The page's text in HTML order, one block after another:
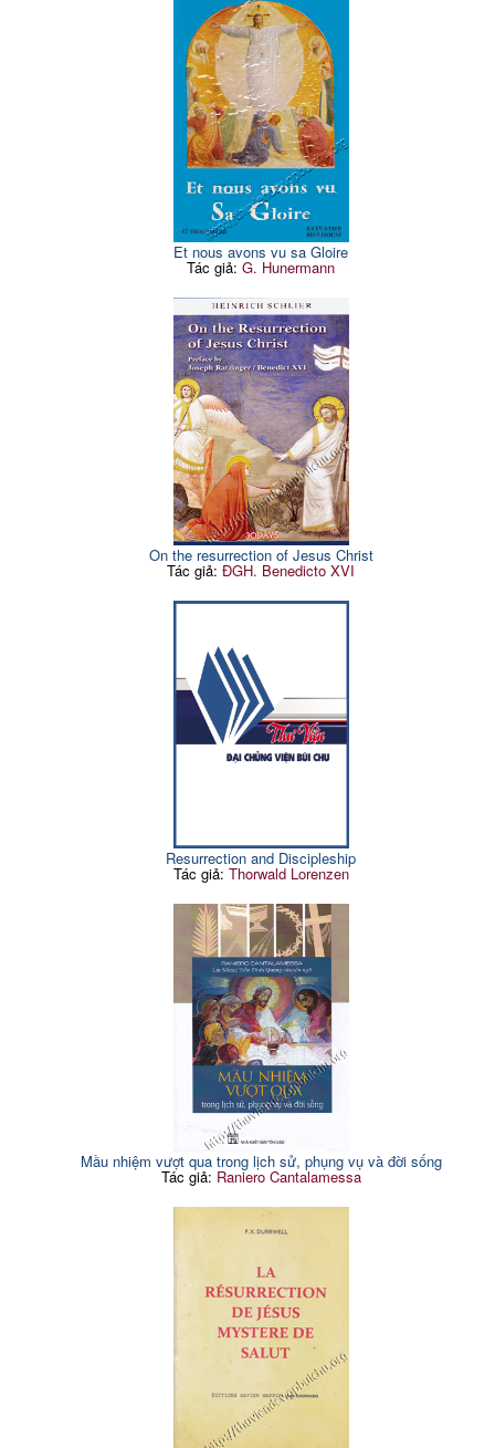
Et nous avons vu sa Gloire
Tác giả:G. Hunermann
On the resurrection of Jesus Christ
Tác giả:ĐGH. Benedicto XVI
Resurrection and Discipleship
Tác giả: Thorwald Lorenzen
Mầu nhiệm vượt qua trong lịch sử, phụng vụ và đời sống
Tác giả: Raniero Cantalamessa